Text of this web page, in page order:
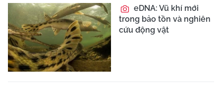
eDNA: Vũ khí mới
trong bảo tồn và nghiên
cứu động vật